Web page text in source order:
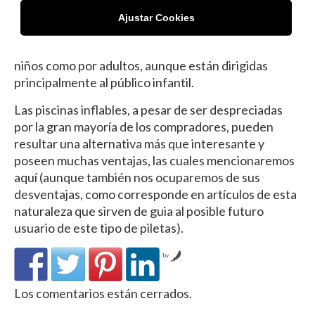
(tales como depuradoras y filtros propios) y, por
último, las piscinas inflables, que son las menos
niños como por adultos, aunque están dirigidas
principalmente al público infantil.
Las piscinas inflables, a pesar de ser despreciadas
por la gran mayoría de los compradores, pueden
resultar una alternativa más que interesante y
poseen muchas ventajas, las cuales mencionaremos
aquí (aunque también nos ocuparemos de sus
desventajas, como corresponde en artículos de esta
naturaleza que sirven de guia al posible futuro
usuario de este tipo de piletas).
by
Los comentarios están cerrados.
Ajustar Cookies